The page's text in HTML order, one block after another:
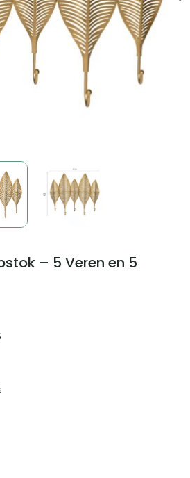
– 5 Veren en 5